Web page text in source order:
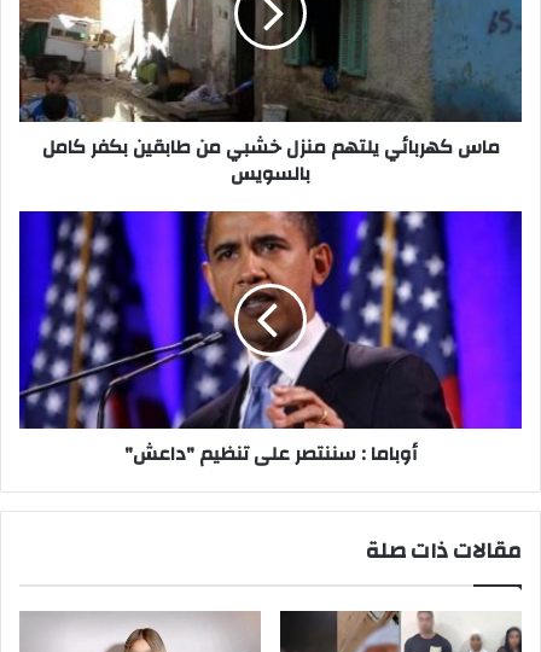
خشبي
من
طابقين
بكفر
كامل
بالسويس
ماس كهربائي يلتهم منزل خشبي من طابقين بكفر كامل
بالسويس
أوباما
:
أوباما : سننتصر على تنظيم "داعش"
مقالات ذات صلة